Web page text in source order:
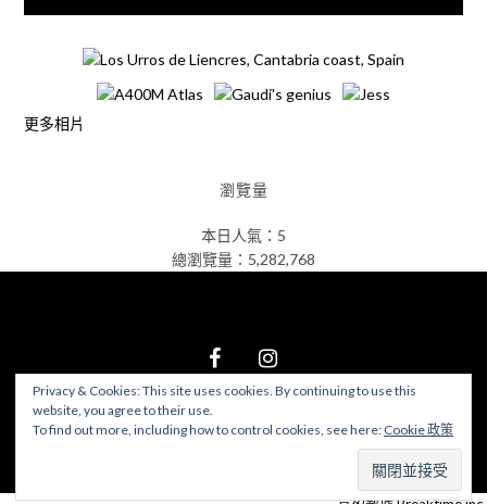
更多相片
瀏覽量
本日人氣：5
總瀏覽量：5,282,768
© 2026 食在好遊趣 – Black Theme by ZThemes Studio
Privacy & Cookies: This site uses cookies. By continuing to use this
website, you agree to their use.
To find out more, including how to control cookies, see here: Cookie 政策